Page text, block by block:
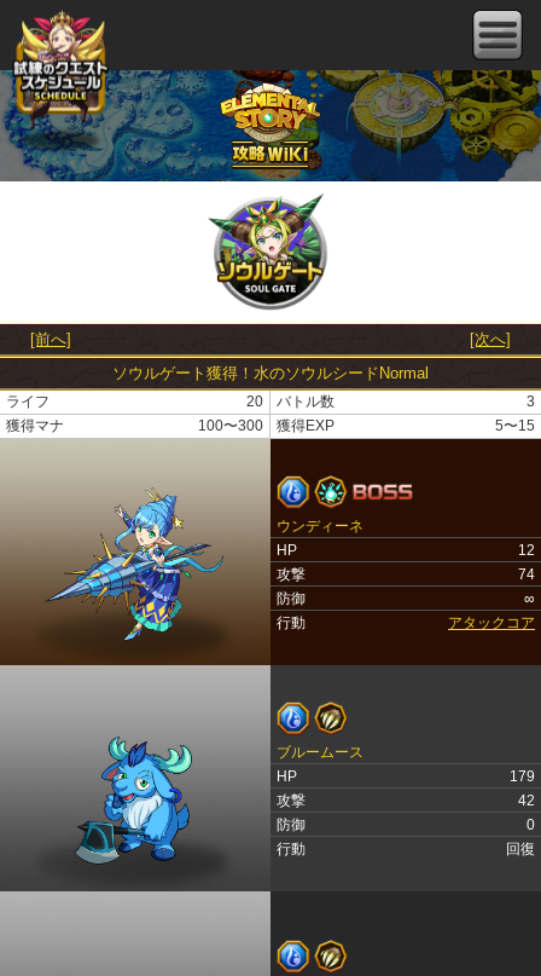
[前へ]
[次へ]
ソウルゲート獲得！水のソウルシードNormal
ライフ 20 バトル数
3
獲得マナ
100〜300 獲得EXP 5〜15
ウンディーネ
HP
12
攻撃
74
防御
∞
行動
アタックコア
ブルームース
HP
179
攻撃
42
防御
0
行動
回復